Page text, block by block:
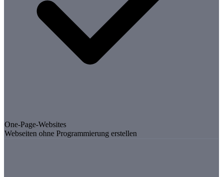
One-Page-Websites
Webseiten ohne Programmierung erstellen